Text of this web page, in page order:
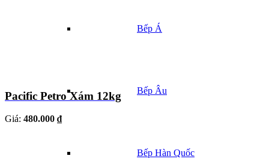
Bếp Á
Bếp Âu
Bếp Hàn Quốc
Pacific Petro Xám 12kg
Giá: 480.000 ₫